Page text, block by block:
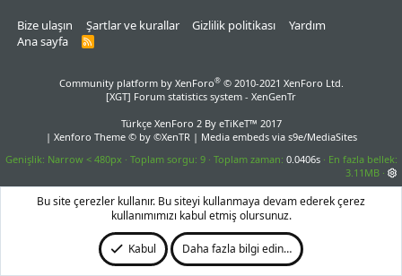
Bize ulaşın Şartlar ve kurallar Gizlilik politikası
Yardım
Ana sayfa
R
Community platform by XenForo® © 2010-2021 XenForo Ltd.
[XGT] Forum statistics system - XenGenTr
Türkçe XenForo 2By eTiKeT™ 2017
| Xenforo Theme© by ©XenTR| Media embeds via s9e/MediaSites
Genişlik
Toplam sorgu 9 Toplam zaman 0.0406s
En fazla bellek
3.11MB
Bu site çerezler kullanır. Bu siteyi kullanmaya devam ederek çerez
kullanımımızı kabul etmiş olursunuz.
Kabul Daha fazla bilgi edin…